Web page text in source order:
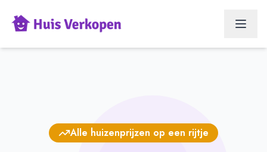
Alle huizenprijzen op een rijtje